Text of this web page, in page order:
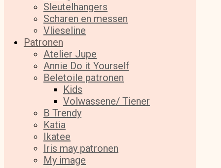
Sleutelhangers
Scharen en messen
Vlieseline
Patronen
Atelier Jupe
Annie Do it Yourself
Beletoile patronen
Kids
Volwassene/ Tiener
B Trendy
Katia
Ikatee
Iris may patronen
My image